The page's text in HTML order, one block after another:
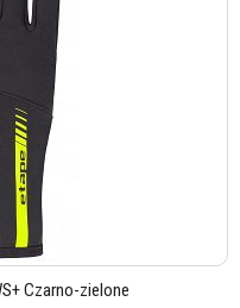
Czarno-zielone